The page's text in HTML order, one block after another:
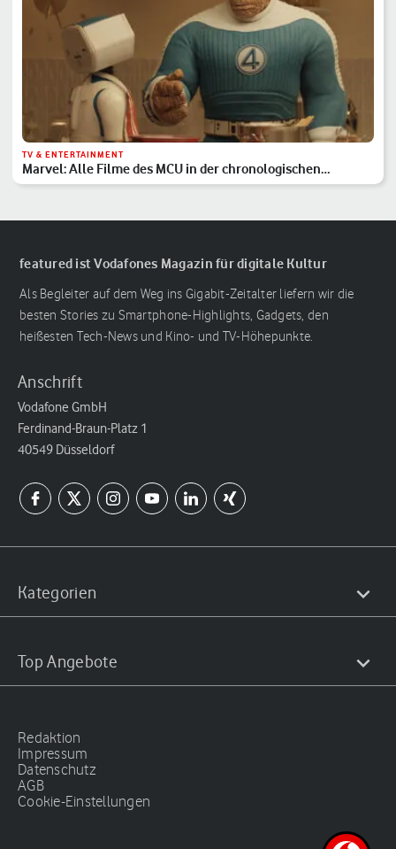
TV & ENTERTAINMENT
Marvel: Alle Filme des MCU in der chronologischen
Reihenfolge
featured ist Vodafones Magazin für digitale Kultur
Als Begleiter auf dem Weg ins Gigabit-Zeitalter liefern wir die
besten Stories zu Smartphone-Highlights, Gadgets, den
heißesten Tech-News und Kino- und TV-Höhepunkte.
Anschrift
Vodafone GmbH
Ferdinand-Braun-Platz 1
40549 Düsseldorf
Kategorien
Top Angebote
Redaktion
Impressum
Datenschutz
AGB
Cookie-Einstellungen